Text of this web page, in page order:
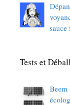
Tests et